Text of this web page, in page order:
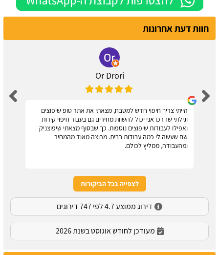
חוות דעת אחרונות
Or Drori
הייתי צריך חיפוי חדש למטבח, מצאתי את אתר טופ שיפוצים
וגילתי שדרכו אני יכול להשוות מחירים גם בעבור חיפוי קירות
ואפילו לעבודות שיפוצים נוספות. כך שבסוף מצאתי שיפוצניק
שם שעשה לי כמה עבודות בבית. מרוצה מאוד מהמחיר
ומהעבודה, ממליץ לכולם.
לצפייה בכל הביקורות
דירוג ממוצע 4.7 לפי 747 דירוגים
מעודכן לחודש אוגוסט בשנת 2026